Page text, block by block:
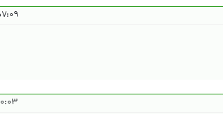
۱۴:۵۷:۰۹
۱۵:۰۰:۰۳